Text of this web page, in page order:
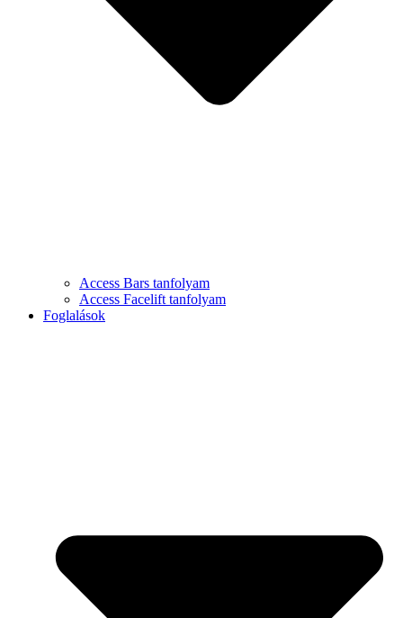
Access Bars tanfolyam
Access Facelift tanfolyam
Foglalások